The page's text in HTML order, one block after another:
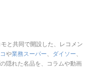
と共同で開設した、レコメン
や業務スーパー、 ダイソー、
隠れた名品を、コラムや動画